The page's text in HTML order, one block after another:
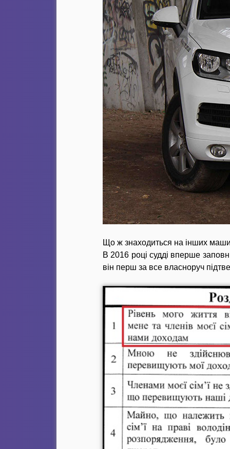
Що ж знаходиться на інших
В 2016 році судді вперше
він перш за все власноруч